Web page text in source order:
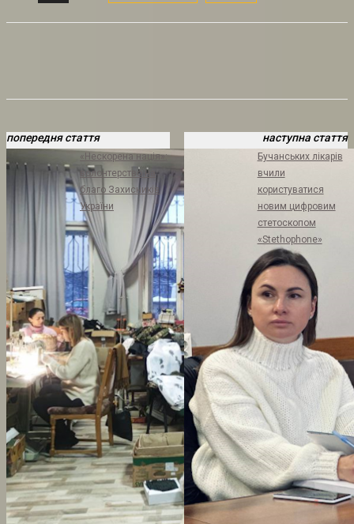
попередня стаття
«Нескорена нація»:
волонтерство на
благо Захисників
України
наступна стаття
Бучанських лікарів
вчили
користуватися
новим цифровим
стетоскопом
«Stethophone»